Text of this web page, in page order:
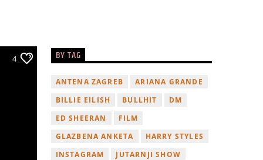
4 BY TAG
ANTENA ZAGREB
ARIANA GRANDE
BILLIE EILISH
BULLHIT
DM
ED SHEERAN
FILM
GLAZBENA ANKETA
HARRY STYLES
INSTAGRAM
JUTARNJI SHOW